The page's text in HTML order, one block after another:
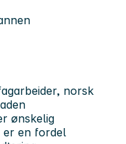
norsk
ønskelig
er en fordel